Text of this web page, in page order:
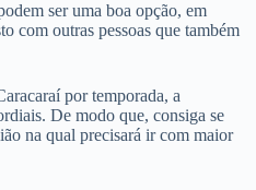
ser uma boa opção, em
com outras pessoas que também
por temporada, a
De modo que, consiga se
na qual precisará ir com maior